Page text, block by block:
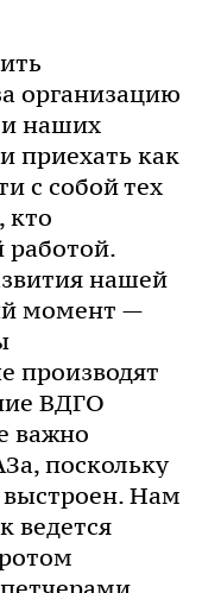
организацию
и наших
приехать как
с собой тех
кто
работой.
нашей
момент —
производят
ВДГО
важно
поскольку
выстроен. Нам
ведется